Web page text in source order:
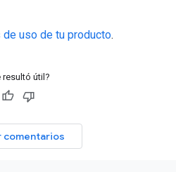
uso de tu producto.
resultó útil?
comentarios